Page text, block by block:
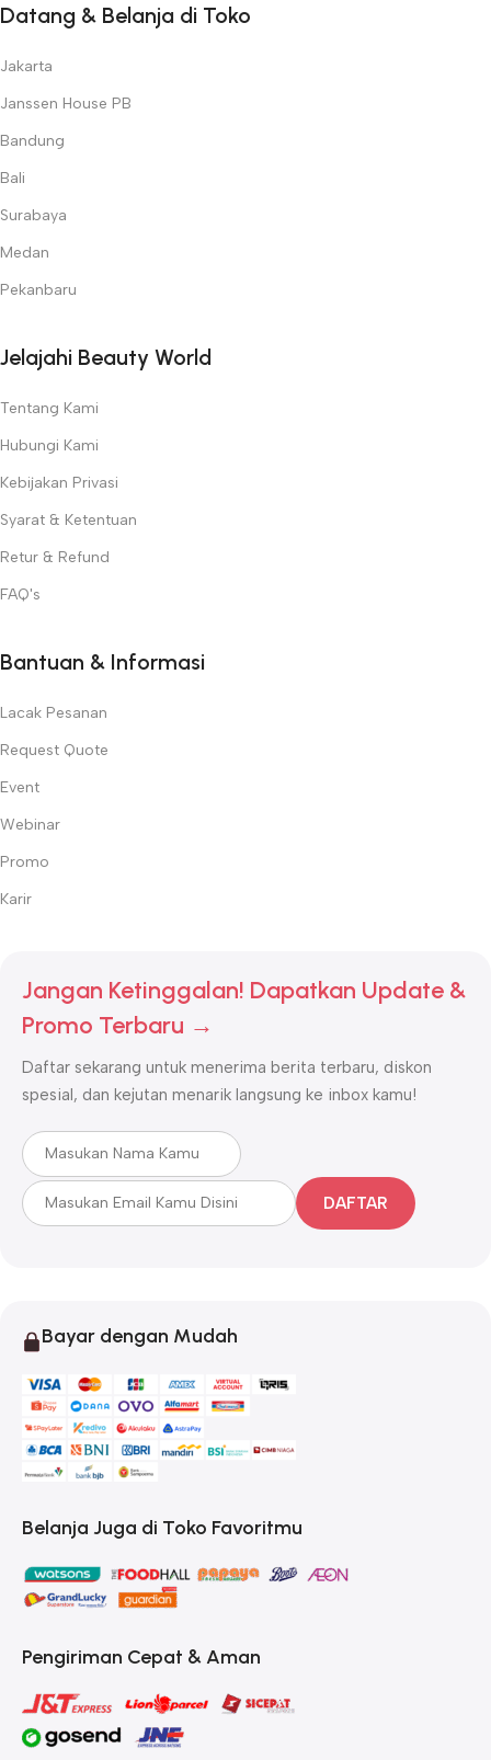
Datang & Belanja di Toko
Jakarta
Janssen House PB
Bandung
Bali
Surabaya
Medan
Pekanbaru
Jelajahi Beauty World
Tentang Kami
Hubungi Kami
Kebijakan Privasi
Syarat & Ketentuan
Retur & Refund
FAQ's
Bantuan & Informasi
Lacak Pesanan
Request Quote
Event
Webinar
Promo
Karir
Jangan Ketinggalan! Dapatkan Update &
Promo Terbaru →
Daftar sekarang untuk menerima berita terbaru, diskon
spesial, dan kejutan menarik langsung ke inbox kamu!
DAFTAR
Bayar dengan Mudah
Belanja Juga di Toko Favoritmu
Pengiriman Cepat & Aman